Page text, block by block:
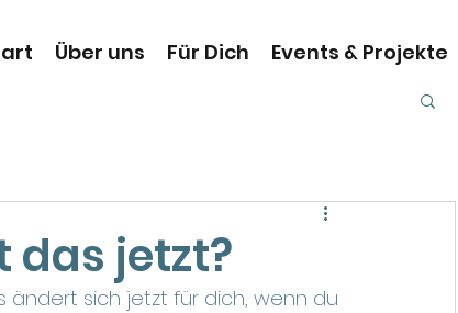
Über uns Für Dich Events & Projekte
das jetzt?
ändert sich jetzt für dich, wenn du